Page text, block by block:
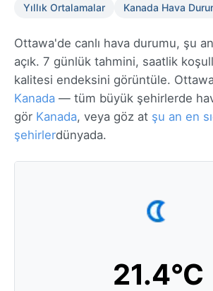
Yıllık Ortalamalar
Kanada Hava
Ottawa'de canlı hava durumu, şu
açık. 7 günlük tahmini, saatlik
kalitesi endeksini görüntüle.
Kanada — tüm büyük şehirlerde
gör Kanada, veya göz at şu an en
şehirlerdünyada.
21.4°C